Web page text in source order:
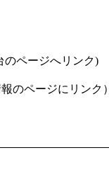
のページへリンク)
のページにリンク）